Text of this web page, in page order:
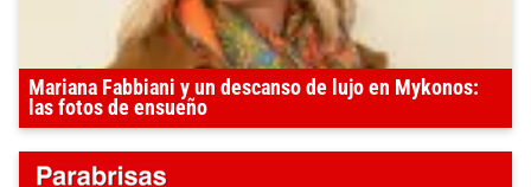
Mariana Fabbiani y un descanso de lujo en Mykonos:
las fotos de ensueño